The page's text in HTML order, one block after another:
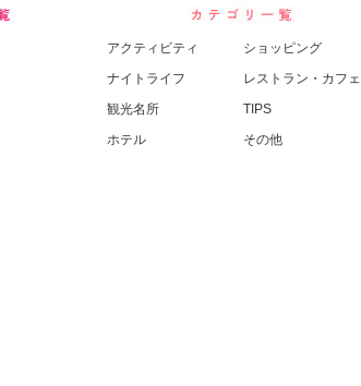
アクティビティ
ナイトライフ
観光名所
ホテル
ショッピング
レストラン・カフェ
TIPS
その他